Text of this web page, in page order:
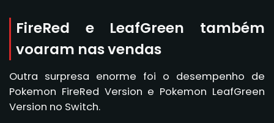
FireRed e LeafGreen também
voaram nas vendas
Outra surpresa enorme foi o desempenho de
Pokemon FireRed Version e Pokemon LeafGreen
Version no Switch.